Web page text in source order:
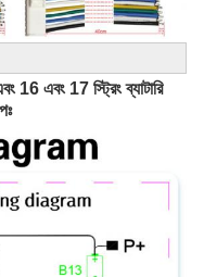
এবং 17 স্ট্রিং ব্যাটারি